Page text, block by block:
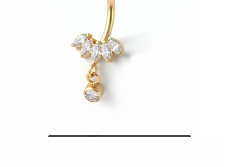
Bodymod Care